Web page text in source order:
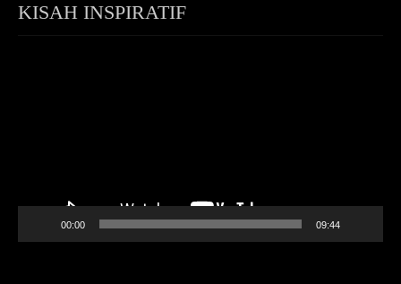
KISAH INSPIRATIF
00:00 09:44